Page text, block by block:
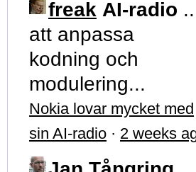
freak AI-radio
att anpassa
kodning och
modulering...
Nokia lovar mycket med
sin AI-radio · 2 weeks